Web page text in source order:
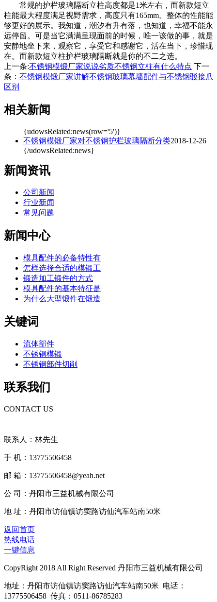
常规的护栏玻璃隔断立柱高度都是1米左右，而新款短立
柱能最大程度满足视野需求，高度只有165mm。整体的性能能
够更好的展示。我知道，潮汐有升有落，也知道，幸福不能永
远停留。可是当它满满呈现面前的时候，唯一该做的事，就是
安静地坐下来，观察它，享受它和感谢它，活在当下，珍惜现
在。而新款短立柱护栏玻璃隔断就是你的不二之选。
上一条:不锈钢模锻厂家说说劣质不锈钢立柱有什么特点 下一
条： 不锈钢模锻厂家讲解不锈钢玻璃幕墙配件与不锈钢驳接爪
区别
相关新闻
{udowsRelated:news(row='5')}
不锈钢模锻厂家对不锈钢护栏玻璃隔断分类2018-12-26
{/udowsRelated:news}
新闻资讯
公司新闻
行业新闻
常见问题
新闻中心
模具配件的必备特性有
怎样选择合适的模锻工
锻造加工锻件的方式
模具配件的基本特征是
为什么大型锻件在锻造
关键词
流体部件
不锈钢模锻
不锈钢部件切削
联系我们
CONTACT US
联系人：林先生
手 机：13775506458
邮 箱：13775506458@yeah.net
公 司：丹阳市三益机械有限公司
地 址：丹阳市访仙镇访窦路访仙汽车站南50米
返回首页
热线电话
一键信息
CopyRight 2018 All Right Reserved 丹阳市三益机械有限公司
地址：丹阳市访仙镇访窦路访仙汽车站南50米 电话：
13775506458 传真：0511-86785283